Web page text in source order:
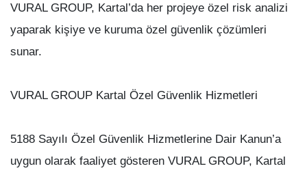
VURAL GROUP, Kartal’da her projeye özel risk analizi
yaparak kişiye ve kuruma özel güvenlik çözümleri
sunar.
VURAL GROUP Kartal Özel Güvenlik Hizmetleri
5188 Sayılı Özel Güvenlik Hizmetlerine Dair Kanun’a
uygun olarak faaliyet gösteren VURAL GROUP, Kartal